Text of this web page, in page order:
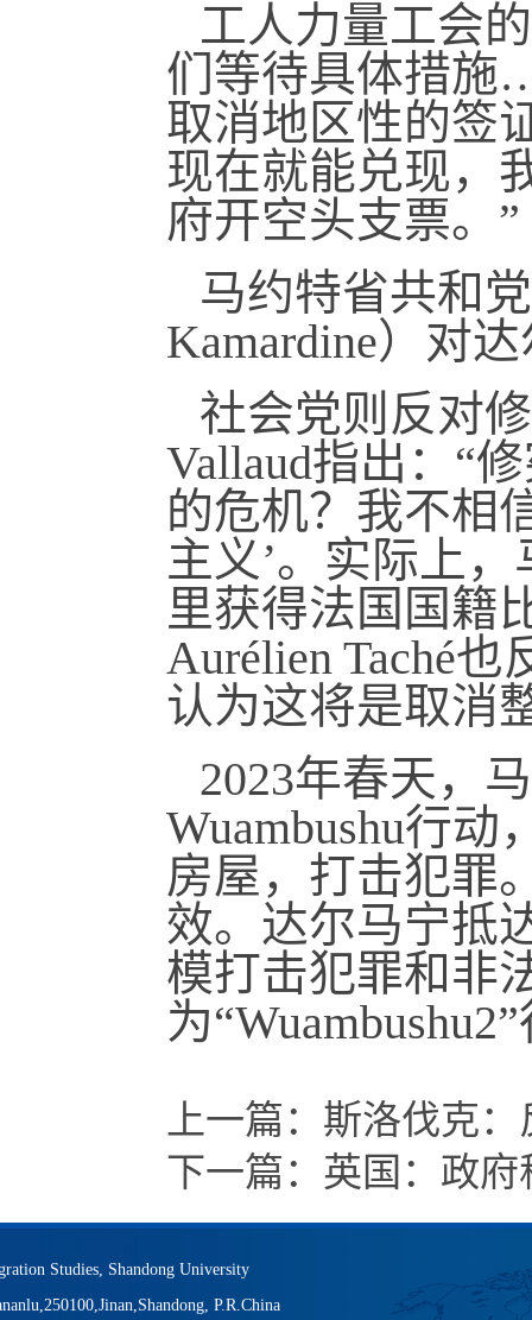
工人力量工会
们等待具体措施
取消地区性的签
现在就能兑现，
府开空头支票。”
马约特省共和
Kamardine）对
社会党则反对
Vallaud指出：“
的危机？我不相
主义’。实际上
里获得法国国籍
Aurélien Taché
认为这将是取消
2023年春天，
Wuambushu行
房屋，打击犯罪
效。达尔马宁抵
模打击犯罪和非
为
上一篇： 斯洛伐克：
下一篇： 英国：政府
Studies, Shandong University
P.R.China